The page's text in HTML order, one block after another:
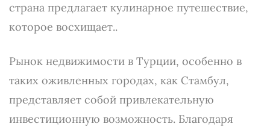
страна предлагает кулинарное путешествие,
которое восхищает..
Рынок недвижимости в Турции, особенно в
таких оживленных городах, как Стамбул,
представляет собой привлекательную
инвестиционную возможность. Благодаря